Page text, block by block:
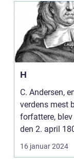
H
C. Andersen,
verdens mest
forfattere,
den 2. april
Odense,
16 januar 2024